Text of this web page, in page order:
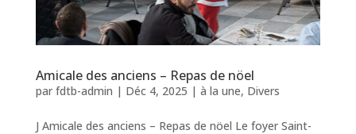
Amicale des anciens – Repas de nöel
par fdtb-admin | Déc 4, 2025 | à la une, Divers
J Amicale des anciens – Repas de nöel Le foyer Saint-